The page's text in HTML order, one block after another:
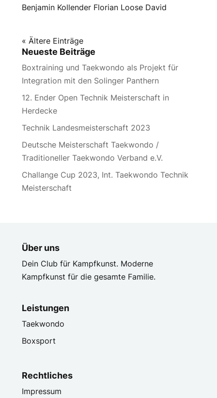
Benjamin Kollender Florian Loose David
« Ältere Einträge
Neueste Beiträge
Boxtraining und Taekwondo als Projekt für
Integration mit den Solinger Panthern
12. Ender Open Technik Meisterschaft in
Herdecke
Technik Landesmeisterschaft 2023
Deutsche Meisterschaft Taekwondo /
Traditioneller Taekwondo Verband e.V.
Challange Cup 2023, Int. Taekwondo Technik
Meisterschaft
Über uns
Dein Club für Kampfkunst. Moderne
Kampfkunst für die gesamte Familie.
Leistungen
Taekwondo
Boxsport
Rechtliches
Impressum